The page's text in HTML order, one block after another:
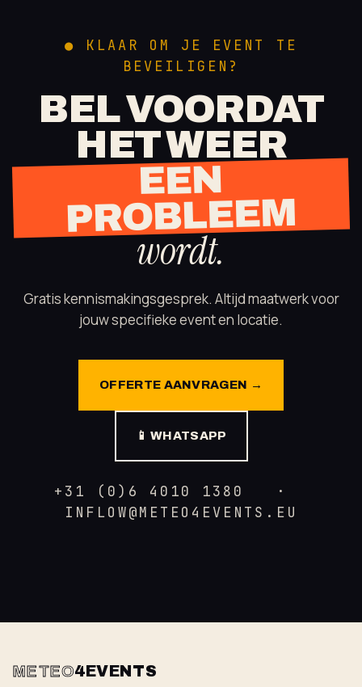
● KLAAR OM JE EVENT TE
BEVEILIGEN?
BEL VOORDAT
HET WEER
EEN
PROBLEEM
wordt.
Gratis kennismakingsgesprek. Altijd maatwerk voor
jouw specifieke event en locatie.
OFFERTE AANVRAGEN →
📱 WHATSAPP
+31 (0)6 4010 1380 ·
INFLOW@METEO4EVENTS.EU
METEO4EVENTS